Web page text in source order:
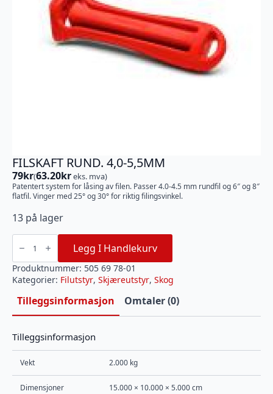
FILSKAFT RUND. 4,0-5,5MM
79kr(63.20kreks. mva)
Patentert system for låsing av filen. Passer 4.0-4.5 mm rundfil og 6″ og 8″
flatfil. Vinger med 25° og 30° for riktig filingsvinkel.
13 på lager
FILSKAFT
RUND.
4,0-
5,5MM
antall
Legg I Handlekurv
Produktnummer: 505 69 78-01
Kategorier: Filutstyr, Skjæreutstyr, Skog
Tilleggsinformasjon Omtaler (0)
Tilleggsinformasjon
Vekt 2.000 kg
Dimensjoner 15.000 × 10.000 × 5.000 cm